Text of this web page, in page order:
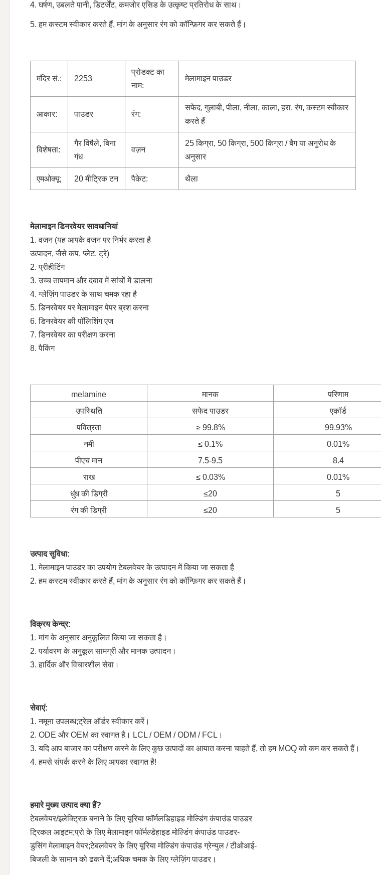
4. घर्षण, उबलते पानी, डिटर्जेंट, कमजोर एसिड के उत्कृष्ट प्रतिरोध के साथ।
5. हम कस्टम स्वीकार करते हैं, मांग के अनुसार रंग को कॉन्फ़िगर कर सकते हैं।
मंदिर सं.: 2253
प्रोडक्ट का
नाम:
मेलामाइन पाउडर
आकार: पाउडर रंग:
सफेद, गुलाबी, पीला, नीला, काला, हरा, रंग, कस्टम स्वीकार
करते हैं
विशेषता:
गैर विषैले, बिना
गंध
वज़न
25 किग्रा, 50 किग्रा, 500 किग्रा / बैग या अनुरोध के
अनुसार
एमओक्यू: 20 मीट्रिक टन पैकेट: थैला
मेलामाइन डिनरवेयर सावधानियां
1. वजन (यह आपके वजन पर निर्भर करता है
उत्पादन, जैसे कप, प्लेट, ट्रे)
2. प्रीहीटिंग
3. उच्च तापमान और दबाव में सांचों में डालना
4. ग्लेज़िंग पाउडर के साथ चमक रहा है
5. डिनरवेयर पर मेलामाइन पेपर ब्रश करना
6. डिनरवेयर की पॉलिशिंग एज
7. डिनरवेयर का परीक्षण करना
8. पैकिंग
melamine मानक
परिणाम
उपस्थिति
सफेद पाउडर
एकॉर्ड
पवित्रता
≥ 99.8%
99.93%
नमी
≤ 0.1%
0.01%
पीएच मान
7.5-9.5
8.4
राख
≤ 0.03%
0.01%
धुंध की डिग्री
≤20
5
रंग की डिग्री
≤20 5
उत्पाद सुविधा:
1. मेलामाइन पाउडर का उपयोग टेबलवेयर के उत्पादन में किया जा सकता है
2. हम कस्टम स्वीकार करते हैं, मांग के अनुसार रंग को कॉन्फ़िगर कर सकते हैं।
विक्रय केन्द्र:
1. मांग के अनुसार अनुकूलित किया जा सकता है।
2. पर्यावरण के अनुकूल सामग्री और मानक उत्पादन।
3. हार्दिक और विचारशील सेवा।
सेवाएं:
1. नमूना उपलब्ध;ट्रेल ऑर्डर स्वीकार करें।
2. ODE और OEM का स्वागत है। LCL / OEM / ODM / FCL।
3. यदि आप बाजार का परीक्षण करने के लिए कुछ उत्पादों का आयात करना चाहते हैं, तो हम MOQ को कम कर सकते हैं।
4. हमसे संपर्क करने के लिए आपका स्वागत है!
हमारे मुख्य उत्पाद क्या हैं?
टेबलवेयर/इलेक्ट्रिक बनाने के लिए यूरिया फॉर्मलडिहाइड मोल्डिंग कंपाउंड पाउडर
ट्रिकल आइटम;प्रो के लिए मेलामाइन फॉर्मल्डेहाइड मोल्डिंग कंपाउंड पाउडर-
डुसिंग मेलामाइन वेयर;टेबलवेयर के लिए यूरिया मोल्डिंग कंपाउंड ग्रेन्युल / टीओआई-
बिजली के सामान को ढकने दें;अधिक चमक के लिए ग्लेज़िंग पाउडर।